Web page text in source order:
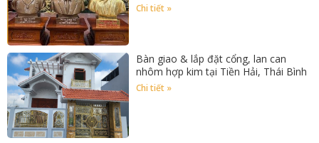
Chi tiết »
Bàn giao & lắp đặt cổng, lan can
nhôm hợp kim tại Tiền Hải, Thái Bình
Chi tiết »